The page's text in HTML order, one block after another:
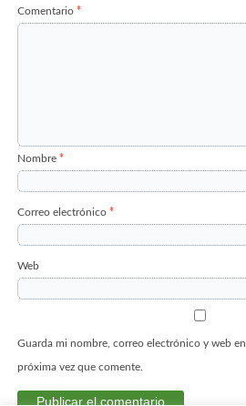
Comentario*
Nombre*
Correo electrónico*
Web
Guarda mi nombre, correo electrónico y web
próxima vez que comente.